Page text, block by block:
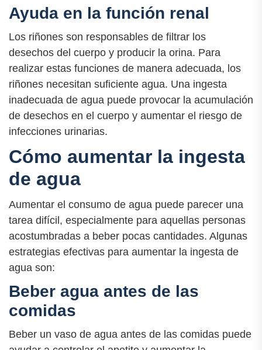
Ayuda en la función renal
Los riñones son responsables de filtrar los
desechos del cuerpo y producir la orina. Para
realizar estas funciones de manera adecuada, los
riñones necesitan suficiente agua. Una ingesta
inadecuada de agua puede provocar la acumulación
de desechos en el cuerpo y aumentar el riesgo de
infecciones urinarias.
Cómo aumentar la ingesta
de agua
Aumentar el consumo de agua puede parecer una
tarea difícil, especialmente para aquellas personas
acostumbradas a beber pocas cantidades. Algunas
estrategias efectivas para aumentar la ingesta de
agua son:
Beber agua antes de las
comidas
Beber un vaso de agua antes de las comidas puede